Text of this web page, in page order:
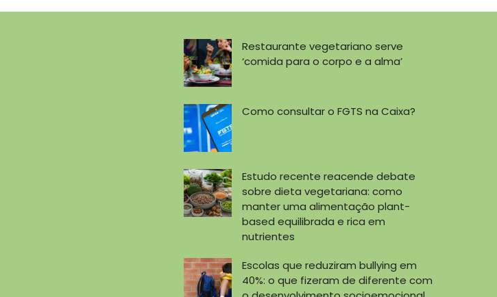
Restaurante vegetariano serve
‘comida para o corpo e a alma’
Como consultar o FGTS na Caixa?
Estudo recente reacende debate
sobre dieta vegetariana: como
manter uma alimentação plant-
based equilibrada e rica em
nutrientes
Escolas que reduziram bullying em
40%: o que fizeram de diferente com